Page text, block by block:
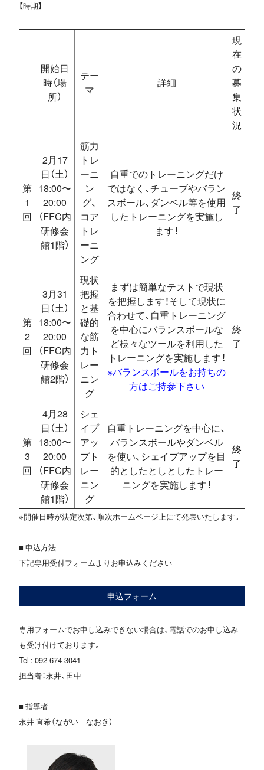
【時期】
開始日
時（場
所）
テー
マ
詳細
現
在
の
募
集
状
況
第
1
回
2月17
日（土）
18:00〜
20:00
（FFC内
研修会
館1階）
筋力
トレ
ーニ
ン
グ、
コア
トレ
ーニ
ング
自重でのトレーニングだけ
ではなく、チューブやバラン
スボール、ダンベル等を使用
したトレーニングを実施し
ます！
終
了
第
2
回
3月31
日（土）
18:00〜
20:00
（FFC内
研修会
館2階）
現状
把握
と基
礎的
な筋
力ト
レー
ニン
グ
まずは簡単なテストで現状
を把握します！そして現状に
合わせて、自重トレーニング
を中心にバランスボールな
ど様々なツールを利用した
トレーニングを実施します！
※バランスボールをお持ちの
方はご持参下さい
終
了
第
3
回
4月28
日（土）
18:00〜
20:00
（FFC内
研修会
館1階）
シェ
イプ
アッ
プト
レー
ニン
グ
自重トレーニングを中心に、
バランスボールやダンベル
を使い、シェイプアップを目
的としたとしとしたトレー
ニングを実施します！
終
了
※開催日時が決定次第、順次ホームページ上にて発表いたします。
■ 申込方法
下記専用受付フォームよりお申込みください
申込フォーム
専用フォームでお申し込みできない場合は、電話でのお申し込み
も受け付けております。
Tel : 092-674-3041
担当者：永井、田中
■ 指導者
永井 直希（ながい なおき）